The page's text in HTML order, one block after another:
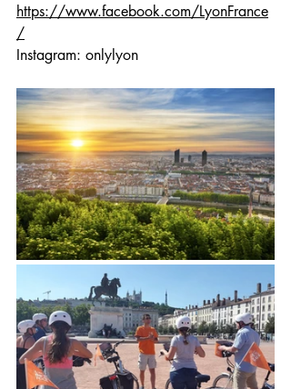
https://www.facebook.com/LyonFrance
/
Instagram: onlylyon